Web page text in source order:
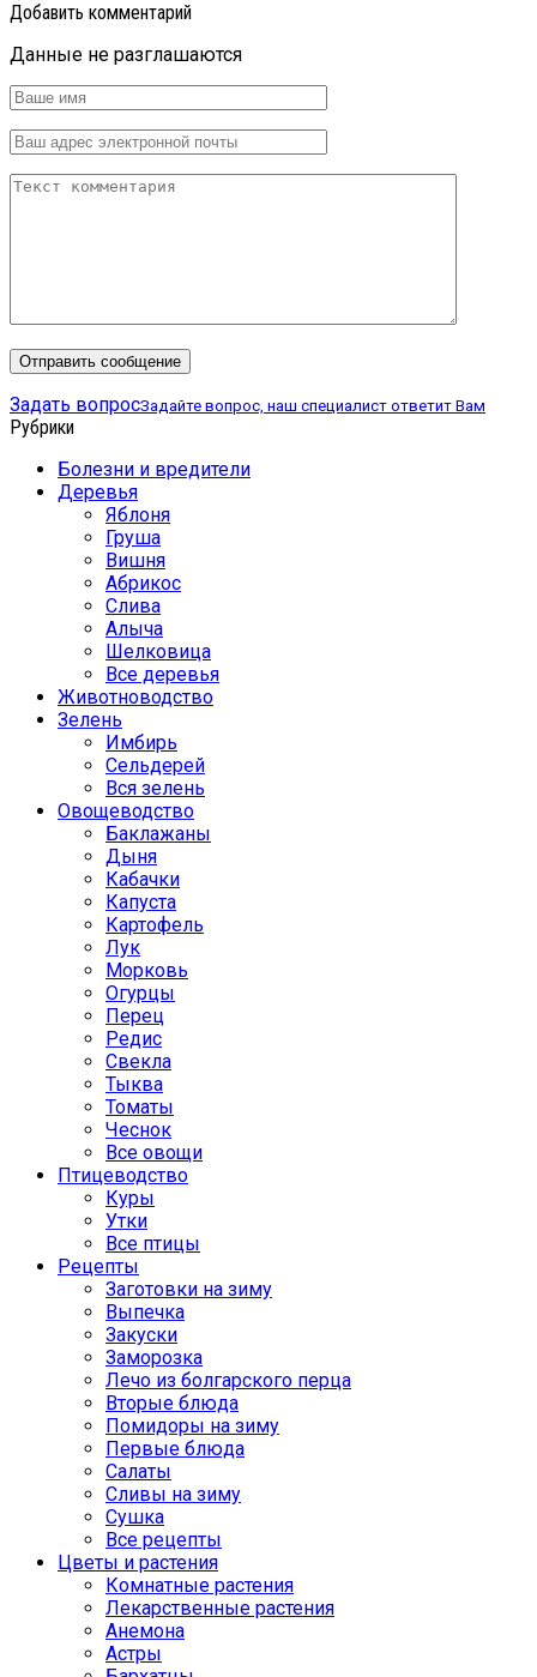
Добавить комментарий
Данные не разглашаются
Задать вопросЗадайте вопрос, наш специалист ответит Вам
Рубрики
Болезни и вредители
Деревья
Яблоня
Груша
Вишня
Абрикос
Слива
Алыча
Шелковица
Все деревья
Животноводство
Зелень
Имбирь
Сельдерей
Вся зелень
Овощеводство
Баклажаны
Дыня
Кабачки
Капуста
Картофель
Лук
Морковь
Огурцы
Перец
Редис
Свекла
Тыква
Томаты
Чеснок
Все овощи
Птицеводство
Куры
Утки
Все птицы
Рецепты
Заготовки на зиму
Выпечка
Закуски
Заморозка
Лечо из болгарского перца
Вторые блюда
Помидоры на зиму
Первые блюда
Салаты
Сливы на зиму
Сушка
Все рецепты
Цветы и растения
Комнатные растения
Лекарственные растения
Анемона
Астры